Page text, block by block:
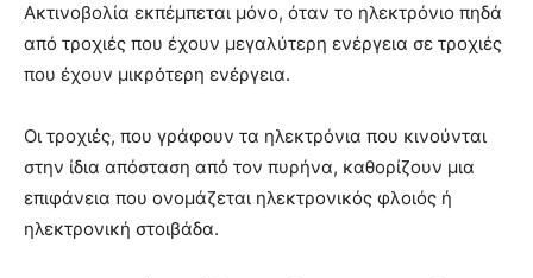
Ακτινοβολία εκπέμπεται μόνο, όταν το ηλεκτρόνιο πηδά
από τροχιές που έχουν μεγαλύτερη ενέργεια σε τροχιές
που έχουν μικρότερη ενέργεια.
Οι τροχιές, που γράφουν τα ηλεκτρόνια που κινούνται
στην ίδια απόσταση από τον πυρήνα, καθορίζουν μια
επιφάνεια που ονομάζεται ηλεκτρονικός φλοιός ή
ηλεκτρονική στοιβάδα.